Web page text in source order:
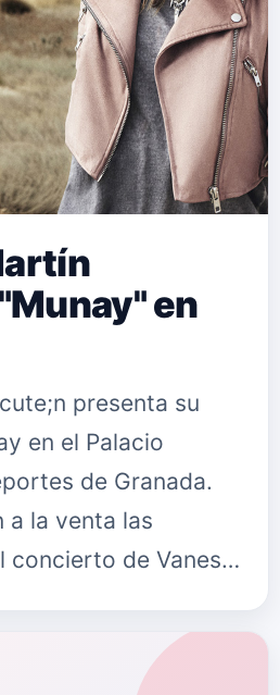
la carrera de Frank
sacan, junto a
su single
en
presenta su
en el Palacio
de Granada.
a la venta las
concierto de Vanesa